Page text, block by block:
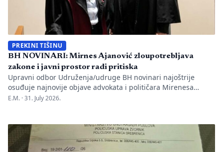
PREKINI TIŠINU
BH NOVINARI: Mirnes Ajanović zloupotrebljava
zakone i javni prostor radi pritiska
Upravni odbor Udruženja/udruge BH novinari najoštrije
osuđuje najnovije objave advokata i političara Mirenesa
Ajanovića i kontinuiranu kampanju javnog targetiranja,
Novinara Marka Divkovića i generalnu tajnicu Borku Rudić.
Nakon ranije podnesenih krivičnih prijava i tužbi za klevetu
protiv Anise Mahmutović i odgovornih osoba […]
E.M. ·31. July 2026.